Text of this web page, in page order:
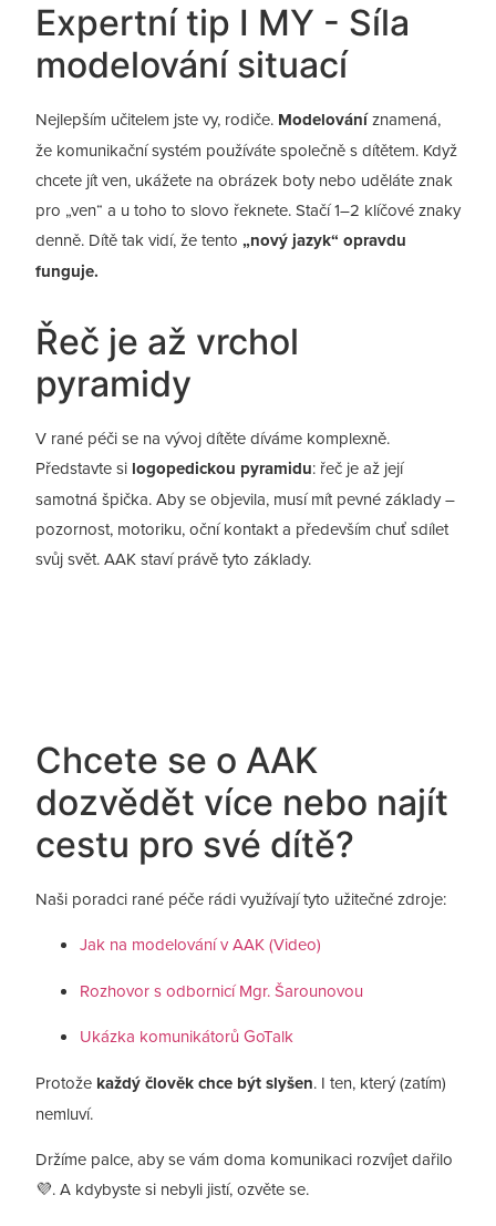
Expertní tip I MY - Síla
modelování situací
Nejlepším učitelem jste vy, rodiče. Modelováníznamená,
že komunikační systém používáte společně s dítětem. Když
chcete jít ven, ukážete na obrázek boty nebo uděláte znak
pro „ven“ a u toho to slovo řeknete. Stačí 1–2 klíčové znaky
denně. Dítě tak vidí, že tento „nový jazyk“ opravdu
funguje.
Řeč je až vrchol
pyramidy
V rané péči se na vývoj dítěte díváme komplexně.
Představte si logopedickou pyramidu: řeč je až její
samotná špička. Aby se objevila, musí mít pevné základy –
pozornost, motoriku, oční kontakt a především chuť sdílet
svůj svět. AAK staví právě tyto základy.
Chcete se o AAK
dozvědět více nebo najít
cestu pro své dítě?
Naši poradci rané péče rádi využívají tyto užitečné zdroje:
Jak na modelování v AAK (Video)
Rozhovor s odbornicí Mgr. Šarounovou
Ukázka komunikátorů GoTalk
Protože každý člověk chce být slyšen. I ten, který (zatím)
nemluví.
Držíme palce, aby se vám doma komunikaci rozvíjet dařilo
💜. A kdybyste si nebyli jistí, ozvěte se.